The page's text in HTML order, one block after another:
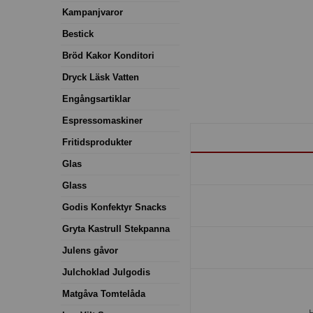
Kampanjvaror
Bestick
Bröd Kakor Konditori
Dryck Läsk Vatten
Engångsartiklar
Espressomaskiner
Fritidsprodukter
Glas
Glass
Godis Konfektyr Snacks
Gryta Kastrull Stekpanna
Julens gåvor
Julchoklad Julgodis
Matgåva Tomtelåda